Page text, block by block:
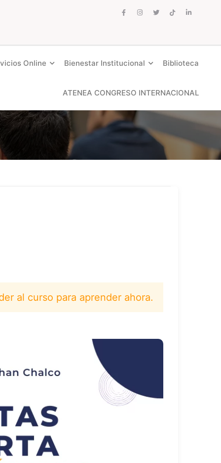
Online Bienestar Institucional Biblioteca
ATENEA CONGRESO INTERNACIONAL
al curso para aprender ahora.